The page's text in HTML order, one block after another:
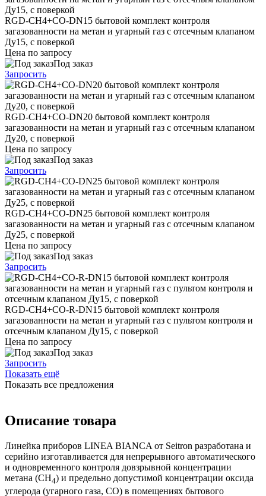
RGD-CH4+CO-DN15 бытовой комплект контроля
загазованности на метан и угарный газ с отсечным клапаном
Ду15, с поверкой
Цена по запросу
Под заказ
Запросить
RGD-CH4+CO-DN20 бытовой комплект контроля
загазованности на метан и угарный газ с отсечным клапаном
Ду20, с поверкой
Цена по запросу
Под заказ
Запросить
RGD-CH4+CO-DN25 бытовой комплект контроля
загазованности на метан и угарный газ с отсечным клапаном
Ду25, с поверкой
Цена по запросу
Под заказ
Запросить
RGD-CH4+CO-R-DN15 бытовой комплект контроля
загазованности на метан и угарный газ с пультом контроля и
отсечным клапаном Ду15, с поверкой
Цена по запросу
Под заказ
Запросить
Показать ещё
Показать все предложения
Описание товара
Линейка приборов LINEA BIANCA от Seitron разработана и
серийно изготавливается для непрерывного автоматического
и одновременного контроля довзрывной концентрации
метана (СН4) и предельно допустимой концентрации оксида
углерода (угарного газа, СО) в помещениях бытового